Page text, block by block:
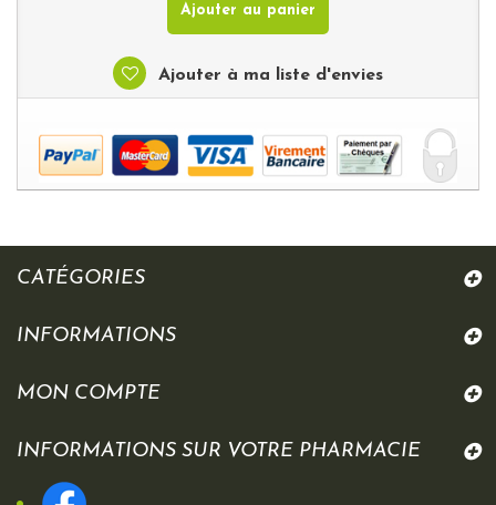
Ajouter au panier
Ajouter à ma liste d'envies
CATÉGORIES
INFORMATIONS
MON COMPTE
INFORMATIONS SUR VOTRE PHARMACIE